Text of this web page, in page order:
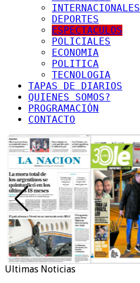
INTERNACIONALES
DEPORTES
ESPECTACULOS
POLICIALES
ECONOMIA
POLITICA
TECNOLOGIA
TAPAS DE DIARIOS
QUIENES SOMOS?
PROGRAMACIÓN
CONTACTO
Ultimas Noticias